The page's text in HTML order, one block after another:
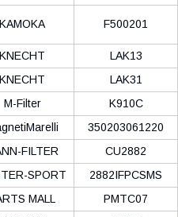
KAMOKA F500201
KNECHT LAK13
KNECHT LAK31
M-Filter K910C
350203061220
FILTER CU2882
SPORT 2882IFPCSMS
MALL PMTC07